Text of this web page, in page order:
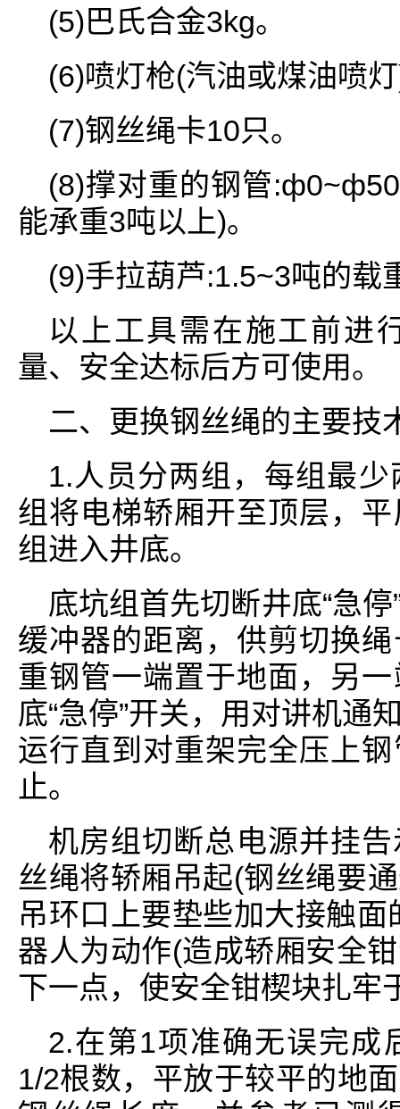
(5)巴氏合金3kg。
(6)喷灯枪(汽油或煤油喷
(7)钢丝绳卡10只。
(8)撑对重的钢管
能承重3吨以上)。
(9)手拉葫芦:1.5~3吨的载
以上工具需在施工前进
量、安全达标后方可使用。
二、更换钢丝绳的主要技
1.人员分两组，每组最
组将电梯轿厢开至顶层，
组进入井底。
底坑组首先切断井底“急
缓冲器的距离，供剪切换
重钢管一端置于地面，另
底“急停”开关，用对讲机通
运行直到对重架完全压上
止。
机房组切断总电源并挂
丝绳将轿厢吊起(钢丝绳要
吊环口上要垫些加大接触
器人为动作(造成轿厢安全
下一点，使安全钳楔块扎牢
2.在第1项准确无误完成
1/2根数，平放于较平的地